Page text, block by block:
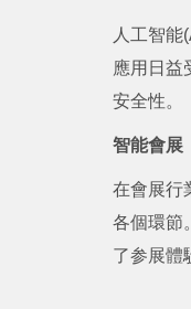
人工智
應用日益
安全性。
智能會展
在會展行
各個環節
了参展體